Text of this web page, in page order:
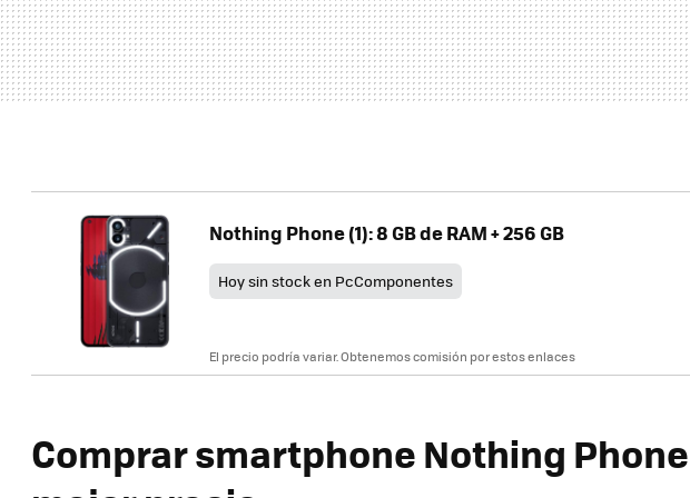
Nothing Phone (1): 8 GB de RAM + 256 GB
Hoy sin stock en PcComponentes
El precio podría variar. Obtenemos comisión por estos enlaces
Comprar smartphone Nothing Phone